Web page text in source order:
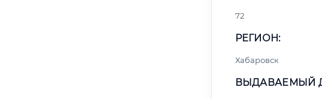
72
РЕГИОН:
Хабаровск
ВЫДАВАЕМЫЙ